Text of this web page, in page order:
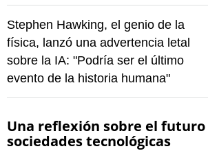
Stephen Hawking, el genio de la
física, lanzó una advertencia letal
sobre la IA: "Podría ser el último
evento de la historia humana"
Una reflexión sobre el futuro
sociedades tecnológicas